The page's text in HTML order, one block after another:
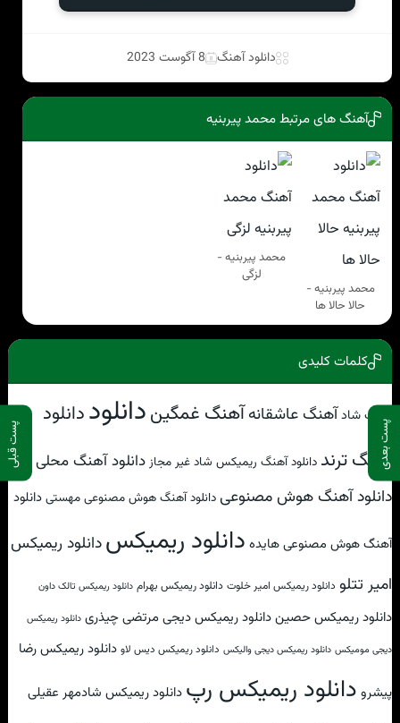
پست بعدی پست قبلی
دانلود آهنگ 8 آگوست 2023
آهنگ های مرتبط محمد پیربنیه
محمد پیربنیه -
حالا حالا ها
محمد پیربنیه -
لزگی
کلمات کلیدی
آهنگ شادآهنگ عاشقانهآهنگ غمگیندانلوددانلود
آهنگ ترند دانلود آهنگ ریمیکس شاد غیر مجاز دانلود آهنگ محلی
دانلود آهنگ هوش مصنوعیدانلود آهنگ هوش مصنوعی مهستیدانلود
آهنگ هوش مصنوعی هایده دانلود ریمیکسدانلود ریمیکس
امیر تتلو دانلود ریمیکس امیر خلوت دانلود ریمیکس بهرام دانلود ریمیکس تالک داون
دانلود ریمیکس حصیندانلود ریمیکس دیجی مرتضی چیذری دانلود ریمیکس
دیجی مومیکس دانلود ریمیکس دیجی والیکس دانلود ریمیکس دیس لاو دانلود ریمیکس رضا
پیشرو دانلود ریمیکس رپ دانلود ریمیکس شادمهر عقیلی